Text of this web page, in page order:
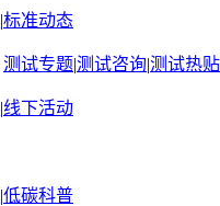
|标准动态
测试专题|测试咨询|测试热贴
|线下活动
|低碳科普